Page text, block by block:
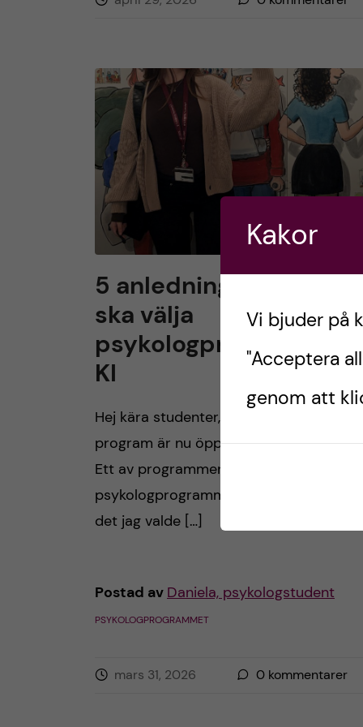
5 anledningar varför
ska välja
psykologprogrammet
KI
Hej kära studenter, Ansökan till höstens
program är nu öppen och stänger 15
Ett av programmen du kan söka till är
psykologprogrammet och det råkar vara
det jag valde […]
Postad av Daniela, psykologstudent
PSYKOLOGPROGRAMMET
mars 31, 2026 0 kommentarer
Kakor
Vi bjuder på
"Acceptera
genom att